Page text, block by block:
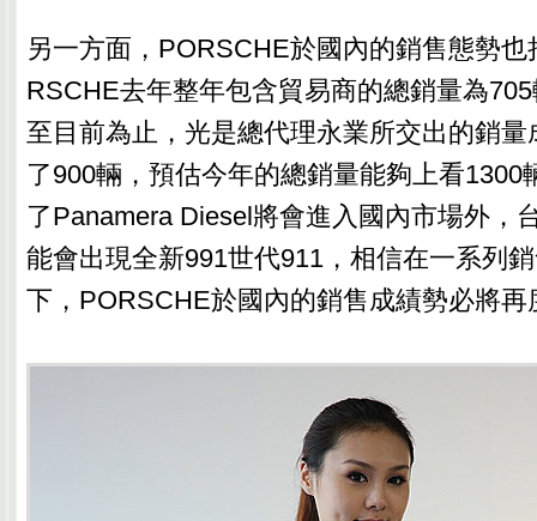
另一方面，PORSCHE於國內的銷售態勢
RSCHE去年整年包含貿易商的總銷量為
至目前為止，光是總代理永業所交出的銷
了900輛，預估今年的總銷量能夠上看1300
了Panamera Diesel將會進入國內市場外，
能會出現全新991世代911，相信在一系列
下，PORSCHE於國內的銷售成績勢必將再